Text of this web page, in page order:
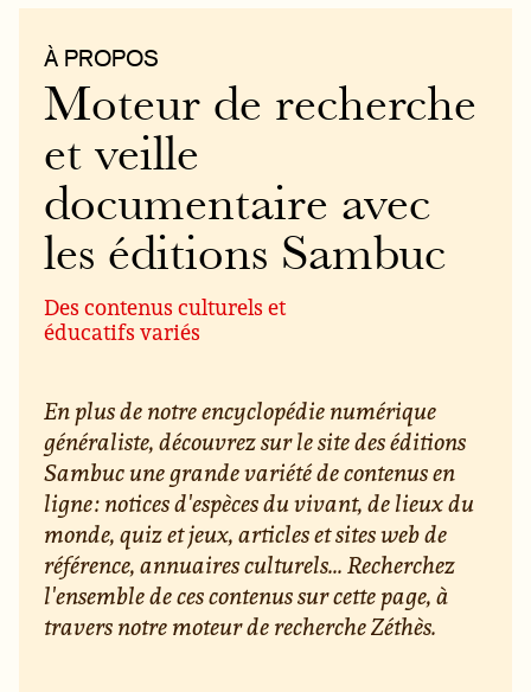
À PROPOS
Moteur de recherche
et veille
documentaire avec
les éditions Sambuc
Des contenus culturels et
éducatifs variés
En plus de notre encyclopédie numérique
généraliste, découvrez sur le site des éditions
Sambuc une grande variété de contenus en
ligne : notices d'espèces du vivant, de lieux du
monde, quiz et jeux, articles et sites web de
référence, annuaires culturels... Recherchez
l'ensemble de ces contenus sur cette page, à
travers notre moteur de recherche Zéthès.